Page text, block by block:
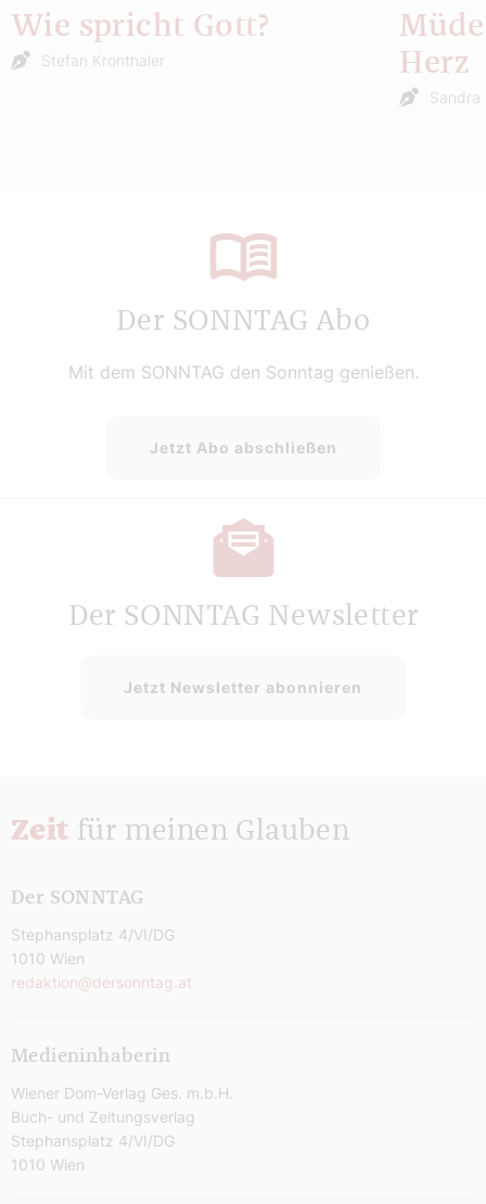
Wie spricht Gott?
Stefan Kronthaler
Herz
Sandra
Der SONNTAG Abo
Mit dem SONNTAG den Sonntag genießen.
Jetzt Abo abschließen
Der SONNTAG Newsletter
Jetzt Newsletter abonnieren
Zeit für meinen Glauben
Der SONNTAG
Stephansplatz 4/VI/DG
1010 Wien
redaktion@dersonntag.at
Medieninhaberin
Wiener Dom-Verlag Ges. m.b.H.
Buch- und Zeitungsverlag
Stephansplatz 4/VI/DG
1010 Wien